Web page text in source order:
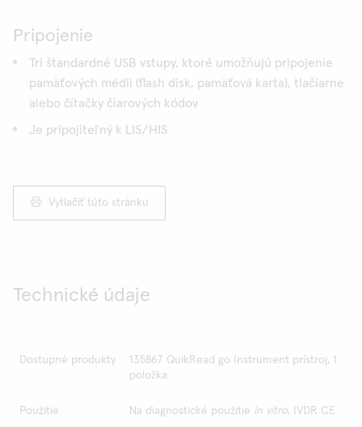
Pripojenie
Tri štandardné USB vstupy, ktoré umožňujú pripojenie
pamäťových médii (flash disk, pamäťová karta), tlačiarne
alebo čítačky čiarových kódov
Je pripojiteľný k LIS/HIS
Vytlačiť túto stránku
Technické údaje
Dostupné produkty
135867 QuikRead go Instrument prístroj, 1
položka
Použitie Na diagnostické použitie in vitro, IVDR CE